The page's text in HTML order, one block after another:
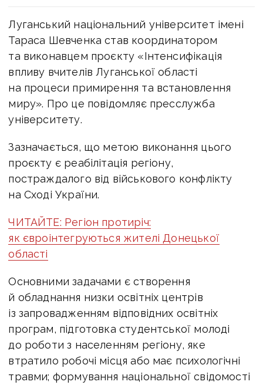
Луганський національний університет імені
Тараса Шевченка став координатором
та виконавцем проєкту «Інтенсифікація
впливу вчителів Луганської області
на процеси примирення та встановлення
миру». Про це повідомляє пресслужба
університету.
Зазначається, що метою виконання цього
проєкту є реабілітація регіону,
постраждалого від військового конфлікту
на Сході України.
ЧИТАЙТЕ: Регіон протиріч:
як євроінтегруються жителі Донецької
області
Основними задачами є створення
й обладнання низки освітніх центрів
із запровадженням відповідних освітніх
програм, підготовка студентської молоді
до роботи з населенням регіону, яке
втратило робочі місця або має психологічні
травми; формування національної свідомості